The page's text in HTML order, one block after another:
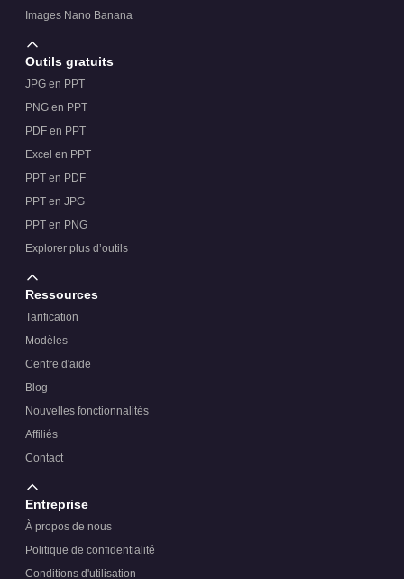
Images Nano Banana
Outils gratuits
JPG en PPT
PNG en PPT
PDF en PPT
Excel en PPT
PPT en PDF
PPT en JPG
PPT en PNG
Explorer plus d’outils
Ressources
Tarification
Modèles
Centre d'aide
Blog
Nouvelles fonctionnalités
Affiliés
Contact
Entreprise
À propos de nous
Politique de confidentialité
Conditions d'utilisation